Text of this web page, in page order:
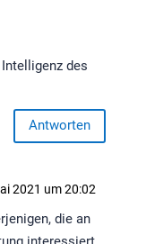
des
Antworten
2021 um 20:02
die an